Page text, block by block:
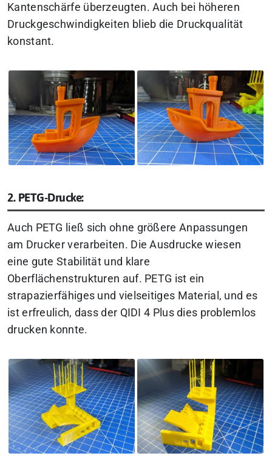
Kantenschärfe überzeugten. Auch bei höheren
Druckgeschwindigkeiten blieb die Druckqualität
konstant.
2. PETG-Drucke:
Auch PETG ließ sich ohne größere Anpassungen
am Drucker verarbeiten. Die Ausdrucke wiesen
eine gute Stabilität und klare
Oberflächenstrukturen auf. PETG ist ein
strapazierfähiges und vielseitiges Material, und es
ist erfreulich, dass der QIDI 4 Plus dies problemlos
drucken konnte.